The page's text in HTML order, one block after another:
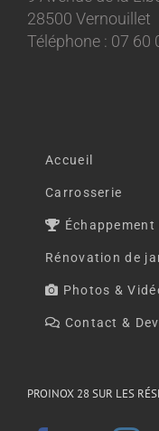
28500 Vernouillet
Téléphone : 07 60
Accueil
Carrosserie
Échappement
Rénovation de
Photos &
Contact &
PROINOX 28 SUR LES